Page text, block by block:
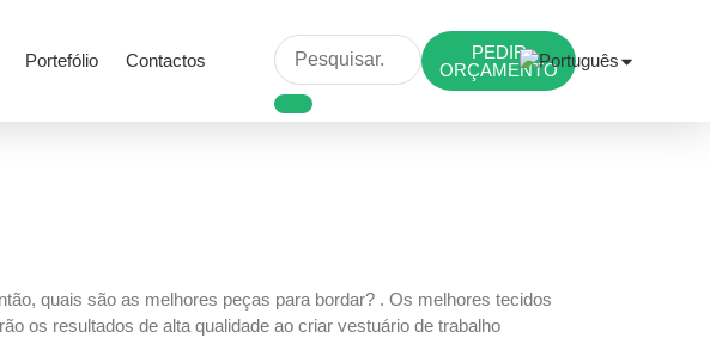
Portefólio Contactos
PEDIR
ORÇAMENTO
quais são as melhores peças para bordar? . Os melhores tecidos
os resultados de alta qualidade ao criar vestuário de trabalho